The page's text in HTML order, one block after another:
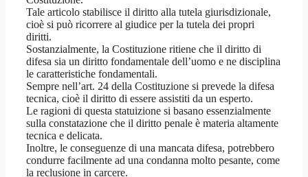
Tale articolo stabilisce il diritto alla tutela giurisdizionale,
cioè si può ricorrere al giudice per la tutela dei propri
diritti.
Sostanzialmente, la Costituzione ritiene che il diritto di
difesa sia un diritto fondamentale dell’uomo e ne disciplina
le caratteristiche fondamentali.
Sempre nell’art. 24 della Costituzione si prevede la difesa
tecnica, cioè il diritto di essere assistiti da un esperto.
Le ragioni di questa statuizione si basano essenzialmente
sulla constatazione che il diritto penale è materia altamente
tecnica e delicata.
Inoltre, le conseguenze di una mancata difesa, potrebbero
condurre facilmente ad una condanna molto pesante, come
la reclusione in carcere.